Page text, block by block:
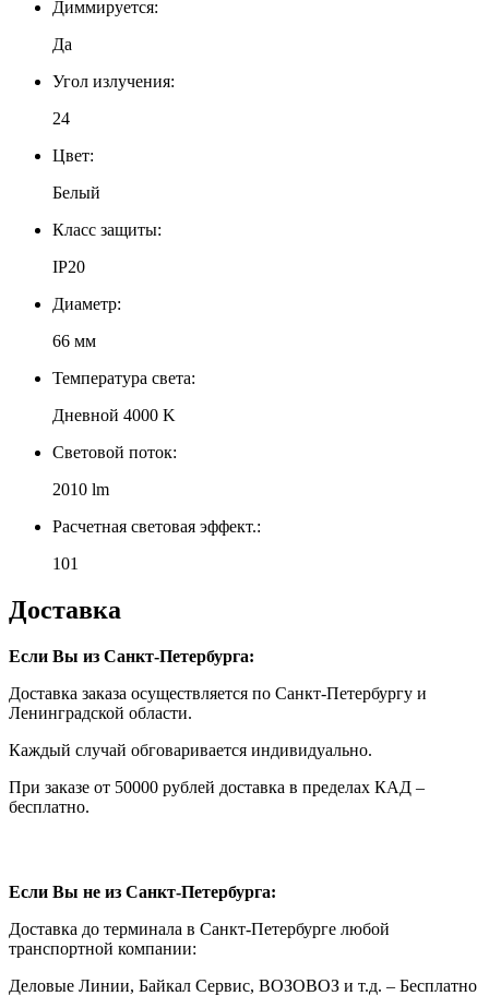
Диммируется:
Да
Угол излучения:
24
Цвет:
Белый
Класс защиты:
IP20
Диаметр:
66 мм
Температура света:
Дневной 4000 K
Световой поток:
2010 lm
Расчетная световая эффект.:
101
Доставка
Если Вы из Санкт-Петербурга:
Доставка заказа осуществляется по Санкт-Петербургу и
Ленинградской области.
Каждый случай обговаривается индивидуально.
При заказе от 50000 рублей доставка в пределах КАД –
бесплатно.
Если Вы не из Санкт-Петербурга:
Доставка до терминала в Санкт-Петербурге любой
транспортной компании:
Деловые Линии, Байкал Сервис, ВОЗОВОЗ и т.д. – Бесплатно